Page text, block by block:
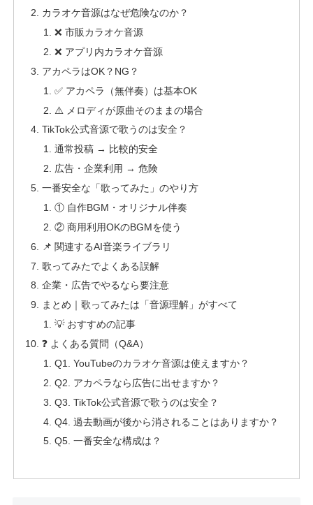
カラオケ音源はなぜ危険なのか？
❌ 市販カラオケ音源
❌ アプリ内カラオケ音源
アカペラはOK？NG？
✅ アカペラ（無伴奏）は基本OK
⚠️ メロディが原曲そのままの場合
TikTok公式音源で歌うのは安全？
通常投稿 → 比較的安全
広告・企業利用 → 危険
一番安全な「歌ってみた」のやり方
① 自作BGM・オリジナル伴奏
② 商用利用OKのBGMを使う
📌 関連するAI音楽ライブラリ
歌ってみたでよくある誤解
企業・広告でやるなら要注意
まとめ｜歌ってみたは「音源理解」がすべて
💡 おすすめの記事
❓ よくある質問（Q&A）
Q1. YouTubeのカラオケ音源は使えますか？
Q2. アカペラなら広告に出せますか？
Q3. TikTok公式音源で歌うのは安全？
Q4. 過去動画が後から消されることはありますか？
Q5. 一番安全な構成は？